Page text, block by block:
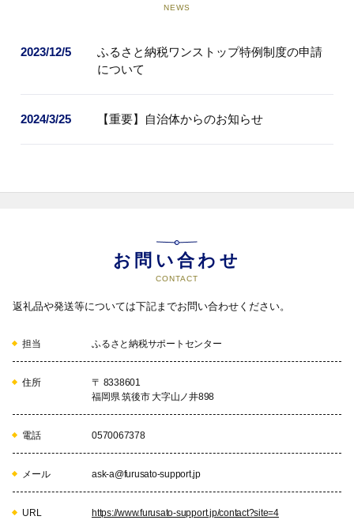
NEWS
2023/12/5
ふるさと納税ワンストップ特例制度の申請
について
2024/3/25 【重要】自治体からのお知らせ
お問い合わせ
CONTACT
返礼品や発送等については下記までお問い合わせください。
担当 ふるさと納税サポートセンター
住所
〒 8338601
福岡県 筑後市 大字山ノ井898
電話 0570067378
メール ask-a@furusato-support.jp
URL https://www.furusato-support.jp/contact?site=4